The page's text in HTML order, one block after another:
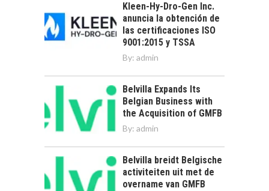
Kleen-Hy-Dro-Gen Inc.
anuncia la obtención de
las certificaciones ISO
9001:2015 y TSSA
By: admin
Belvilla Expands Its
Belgian Business with
the Acquisition of GMFB
By: admin
Belvilla breidt Belgische
activiteiten uit met de
overname van GMFB